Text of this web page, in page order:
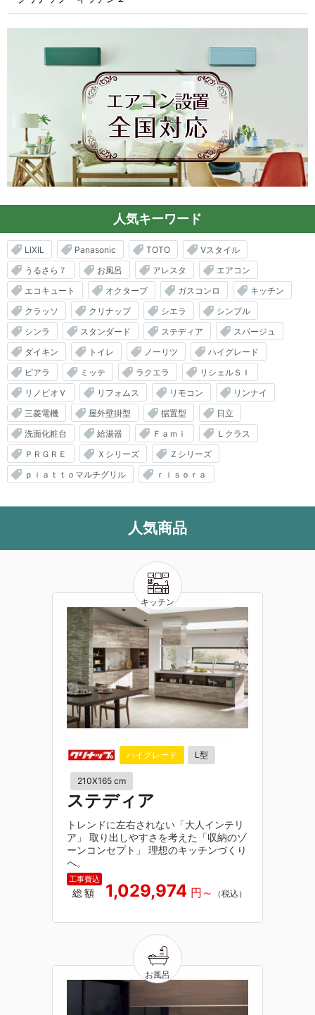
人気キーワード
LIXIL Panasonic TOTO
Vスタイル
うるさら７
お風呂 アレスタ
エアコン
エコキュート
オクターブ ガスコンロ
キッチン
クラッソ
クリナップ シエラ
シンプル
シンラ
スタンダード ステディア
スパージュ
ダイキン
トイレ ノーリツ
ハイグレード
ピアラ
ミッテ ラクエラ
リシェルＳＩ
リノビオＶ
リフォムス リモコン
リンナイ
三菱電機
屋外壁掛型 据置型
日立
洗面化粧台
給湯器 Ｆａｍｉ
Ｌクラス
ＰＲＧＲＥ
Ｘシリーズ
Ｚシリーズ
ｐｉａｔｔｏマルチグリル
ｒｉｓｏｒａ
人気商品
ハイグレード L型
210X165 cm
ステディア
トレンドに左右されない「大人インテリ
ア」 取り出しやすさを考えた「収納のゾ
ーンコンセプト」 理想のキッチンづくり
へ。
総額 1,029,974